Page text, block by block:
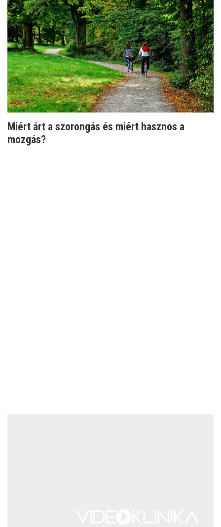
Miért árt a szorongás és miért hasznos a
mozgás?